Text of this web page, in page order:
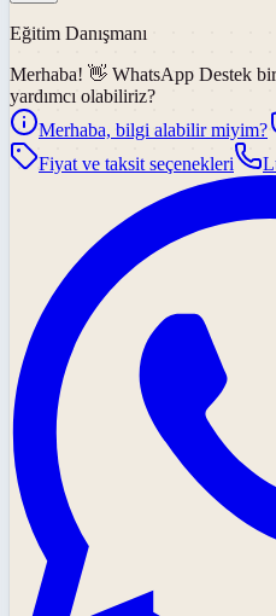
Eğitim Danışmanı
Merhaba! 👋 WhatsApp Destek
yardımcı olabiliriz?
Merhaba, bilgi alabilir miyim?
Fiyat ve taksit seçenekleri